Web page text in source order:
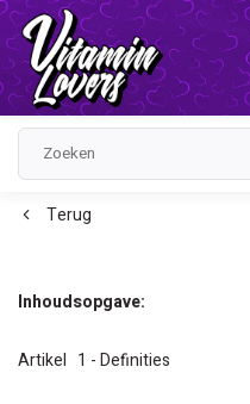
Terug
Inhoudsopgave:
Artikel 1 - Definities